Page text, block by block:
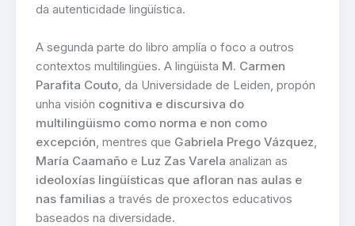
da autenticidade lingüística.
A segunda parte do libro amplía o foco a outros
contextos multilingües. A lingüista M. Carmen
Parafita Couto , da Universidade de Leiden, propón
unha visión cognitiva e discursiva do
multilingüismo como norma e non como
excepción , mentres que Gabriela Prego Vázquez
María Caamaño e Luz Zas Varela analizan as
ideoloxías lingüísticas que afloran nas aulas e
nas familias a través de proxectos educativos
baseados na diversidade.